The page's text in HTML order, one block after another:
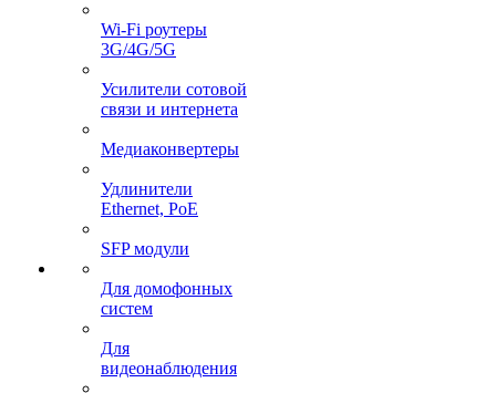
Wi-Fi роутеры
3G/4G/5G
Усилители сотовой
связи и интернета
Медиаконвертеры
Удлинители
Ethernet, PoE
SFP модули
Для домофонных
систем
Для
видеонаблюдения